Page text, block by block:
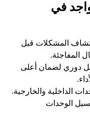
في
المشكلات قبل
المفاجئة.
دوري لضمان أعلى
الداخلية والخارجية.
الوحدات